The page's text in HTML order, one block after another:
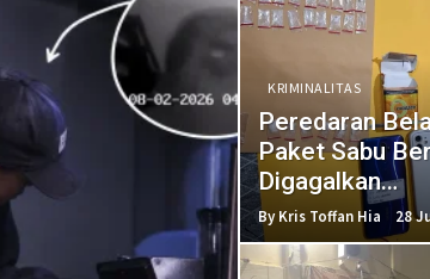
KRIMINALITAS
Peredaran
Paket Sabu
Digagalkan
Satresnarkoba
By Kris Toffan Hia 28